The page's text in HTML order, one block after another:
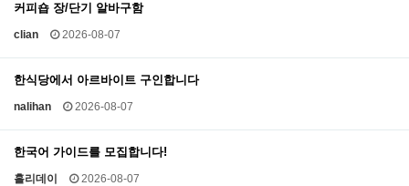
커피숍 장/단기 알바구함
clian 2026-08-07
한식당에서 아르바이트 구인합니다
nalihan 2026-08-07
한국어 가이드를 모집합니다!
홀리데이 2026-08-07